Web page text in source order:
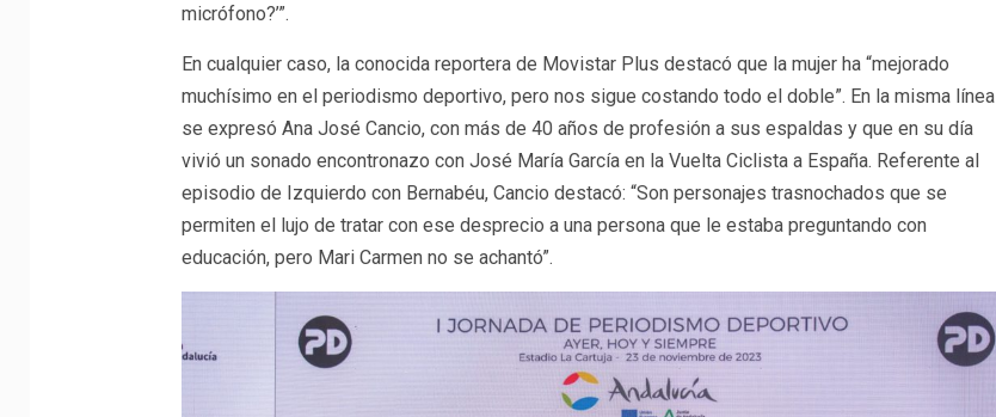
micrófono?’”.
En cualquier caso, la conocida reportera de Movistar Plus destacó que la mujer ha “mejorado
muchísimo en el periodismo deportivo, pero nos sigue costando todo el doble”. En la misma línea
se expresó Ana José Cancio, con más de 40 años de profesión a sus espaldas y que en su día
vivió un sonado encontronazo con José María García en la Vuelta Ciclista a España. Referente al
episodio de Izquierdo con Bernabéu, Cancio destacó: “Son personajes trasnochados que se
permiten el lujo de tratar con ese desprecio a una persona que le estaba preguntando con
educación, pero Mari Carmen no se achantó”.